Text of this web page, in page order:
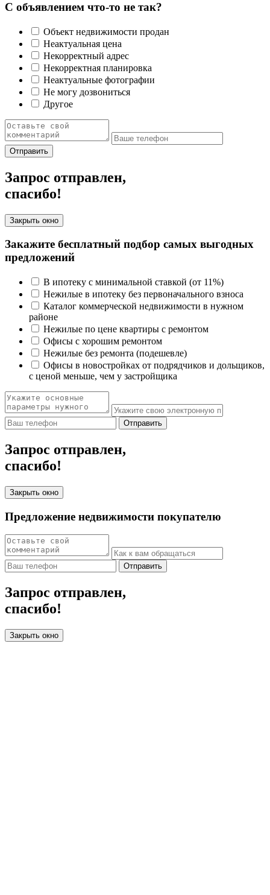
С объявлением что-то не так?
Объект недвижимости продан
Неактуальная цена
Некорректный адрес
Некорректная планировка
Неактуальные фотографии
Не могу дозвониться
Другое
Отправить
Запрос отправлен,
спасибо!
Закрыть окно
Закажите бесплатный подбор самых выгодных
предложений
В ипотеку с минимальной ставкой (от 11%)
Нежилые в ипотеку без первоначального взноса
Каталог коммерческой недвижимости в нужном
районе
Нежилые по цене квартиры с ремонтом
Офисы с хорошим ремонтом
Нежилые без ремонта (подешевле)
Офисы в новостройках от подрядчиков и дольщиков,
с ценой меньше, чем у застройщика
Отправить
Запрос отправлен,
спасибо!
Закрыть окно
Предложение недвижимости покупателю
Отправить
Запрос отправлен,
спасибо!
Закрыть окно